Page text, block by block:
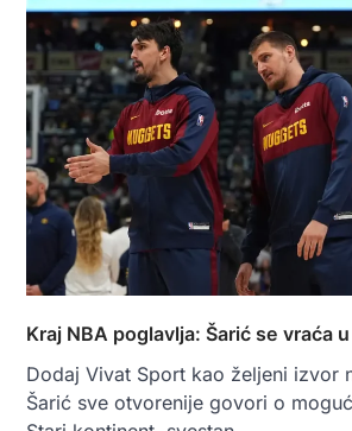
Kraj NBA poglavlja: Šarić se vraća
Dodaj Vivat Sport kao željeni izvor
Šarić sve otvorenije govori o